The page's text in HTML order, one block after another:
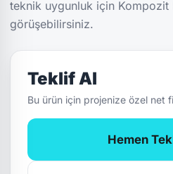
teknik uygunluk için
görüşebilirsiniz.
Teklif Al
Bu ürün için projenize özel net
Hemen